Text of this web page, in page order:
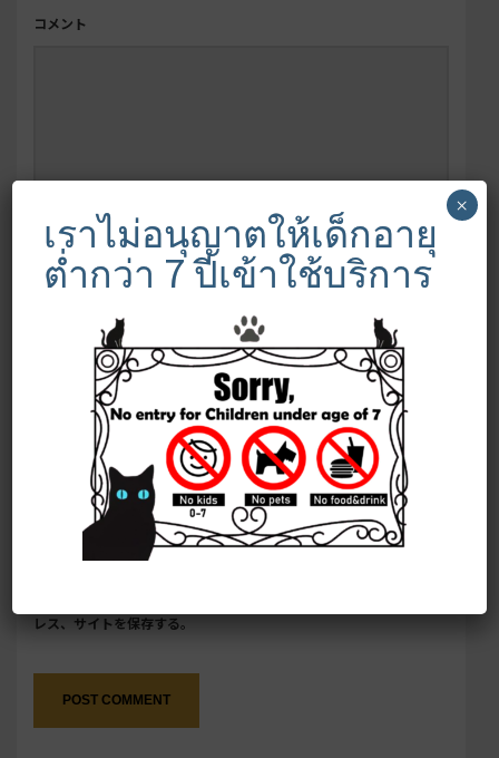
コメント
名前*
レス、サイトを保存する。
เราไม่อนุญาตให้เด็กอายุ
ต่ำกว่า 7 ปีเข้าใช้บริการ
×